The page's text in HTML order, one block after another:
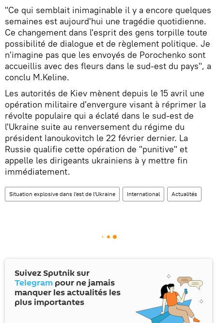
"Ce qui semblait inimaginable il y a encore quelques
semaines est aujourd'hui une tragédie quotidienne.
Ce changement dans l'esprit des gens torpille toute
possibilité de dialogue et de règlement politique. Je
n'imagine pas que les envoyés de Porochenko sont
accueillis avec des fleurs dans le sud-est du pays", a
conclu M.Keline.
Les autorités de Kiev mènent depuis le 15 avril une
opération militaire d'envergure visant à réprimer la
révolte populaire qui a éclaté dans le sud-est de
l'Ukraine suite au renversement du régime du
président Ianoukovitch le 22 février dernier. La
Russie qualifie cette opération de "punitive" et
appelle les dirigeants ukrainiens à y mettre fin
immédiatement.
Situation explosive dans l'est de l'Ukraine International Actualités
Suivez Sputnik sur
Telegram pour ne jamais
manquer les actualités les
plus importantes